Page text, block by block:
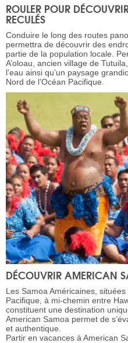
ROULER POUR
RECULÉS
Conduire le long des routes
permettra de découvrir des
partie de la population locale.
A’oloau, ancien village de
l’eau ainsi qu’un paysage
Nord de l’Océan Pacifique.
DÉCOUVRIR AMERICAN
Les Samoa Américaines,
Pacifique, à mi-chemin entre
constituent une destination
American Samoa permet de
et authentique.
Partir en vacances à American